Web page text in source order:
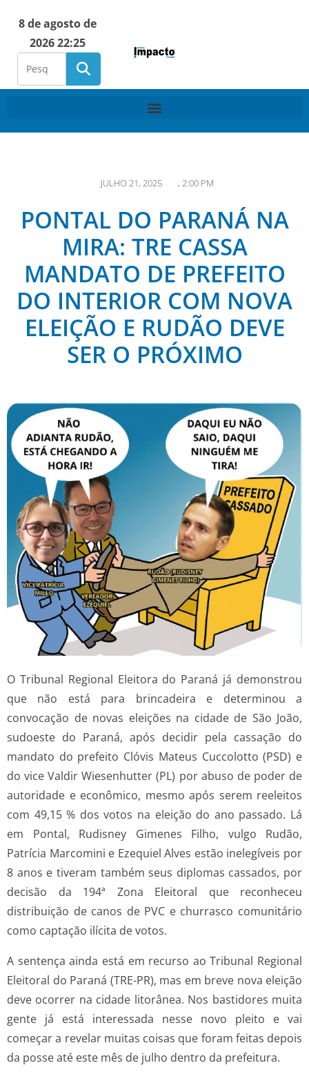
8 de agosto de
2026 22:25
JULHO 21, 2025 , 2:00 PM
PONTAL DO PARANÁ NA
MIRA: TRE CASSA
MANDATO DE PREFEITO
DO INTERIOR COM NOVA
ELEIÇÃO E RUDÃO DEVE
SER O PRÓXIMO
O Tribunal Regional Eleitora do Paraná já demonstrou
que não está para brincadeira e determinou a
convocação de novas eleições na cidade de São João,
sudoeste do Paraná, após decidir pela cassação do
mandato do prefeito Clóvis Mateus Cuccolotto (PSD) e
do vice Valdir Wiesenhutter (PL) por abuso de poder de
autoridade e econômico, mesmo após serem reeleitos
com 49,15 % dos votos na eleição do ano passado. Lá
em Pontal, Rudisney Gimenes Filho, vulgo Rudão,
Patrícia Marcomini e Ezequiel Alves estão inelegíveis por
8 anos e tiveram também seus diplomas cassados, por
decisão da 194ª Zona Eleitoral que reconheceu
distribuição de canos de PVC e churrasco comunitário
como captação ilícita de votos.
A sentença ainda está em recurso ao Tribunal Regional
Eleitoral do Paraná (TRE-PR), mas em breve nova eleição
deve ocorrer na cidade litorânea. Nos bastidores muita
gente já está interessada nesse novo pleito e vai
começar a revelar muitas coisas que foram feitas depois
da posse até este mês de julho dentro da prefeitura.